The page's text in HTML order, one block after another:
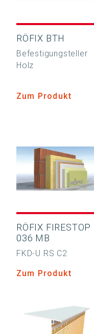
RÖFIX BTH
Befestigungsteller
Holz
Zum Produkt
RÖFIX FIRESTOP
036 MB
FKD-U RS C2
Zum Produkt